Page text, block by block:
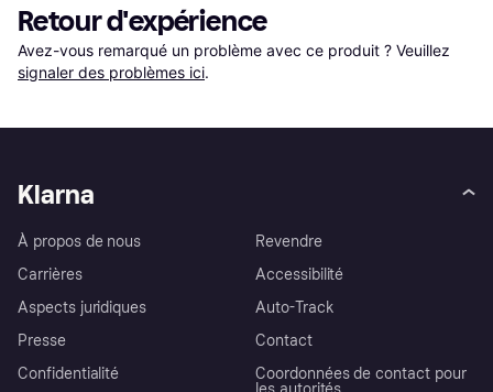
Retour d'expérience
Avez-vous remarqué un problème avec ce produit ? Veuillez
signaler des problèmes ici.
Klarna
À propos de nous
Carrières
Aspects juridiques
Presse
Confidentialité
Revendre
Accessibilité
Auto-Track
Contact
Coordonnées de contact pour